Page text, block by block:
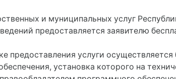
и муниципальных услуг
предоставляется заявителю
предоставления услуги
установка которого на